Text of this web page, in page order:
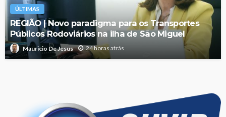
ÚLTIMAS
REGIÃO | Novo paradigma para os Transportes
Públicos Rodoviários na ilha de São Miguel
Mauricio De Jesus 24 horas atrás